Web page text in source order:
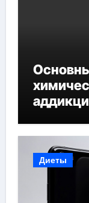
Диеты